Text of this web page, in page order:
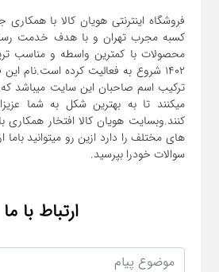
فروشگاه اینترنتی هویان کالا با همکاری
کسبه مجرب تهران و با هدف خدمت
محصولات با کمترین واسطه و مناسب
1402 شروع به فعالیت کرده است.نام این
ترکیب اسم صاحبان این سایت میباشد
میکنند تا به بهترین شکل به شما
کنند.وبسایت هویان کالا افتخار همکاری
های مختلف را دارد ازین رو میتوانید باما
سوالات خودرا بپرسید.
ارتباط با ما